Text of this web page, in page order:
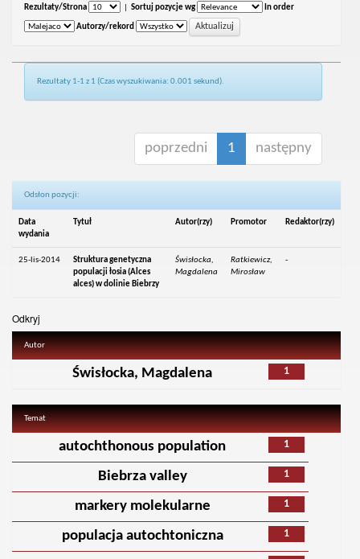
Rezultaty/Strona Sortuj pozycje wg In order
Autorzy/rekord
Rezultaty 1-1 z 1 (Czas wyszukiwania: 0.001 sekund).
poprzedni 1 następny
Odsłon pozycji:
Data
wydania
Tytuł Autor(rzy) Promotor Redaktor(rzy)
25-lis-2014
Struktura genetyczna
populacji łosia (Alces
alces) w dolinie Biebrzy
Świsłocka,
Magdalena
Ratkiewicz,
Mirosław
-
Odkryj
Autor
1
Świsłocka, Magdalena
Temat
1
autochthonous population
1
Biebrza valley
1
markery molekularne
1
populacja autochtoniczna